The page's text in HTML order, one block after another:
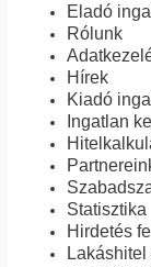
Eladó
Rólunk
Hírek
Kiadó
Ingatlan
Statisztika
Hirdetés